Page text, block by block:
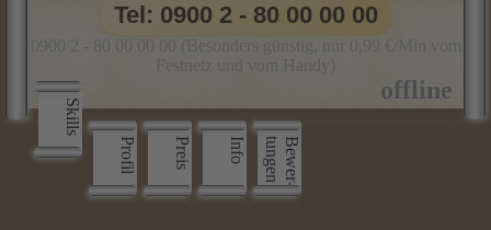
Skills
Profil
Preis Info B
e
w
e
r
­
t
u
n
g
e
n
Tel: 0900 2 - 80 00 00 00